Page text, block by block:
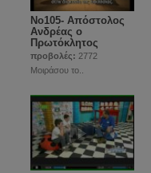
Νο105- Απόστολος
Ανδρέας ο
Πρωτόκλητος
προβολές: 2772
Μοιράσου το..